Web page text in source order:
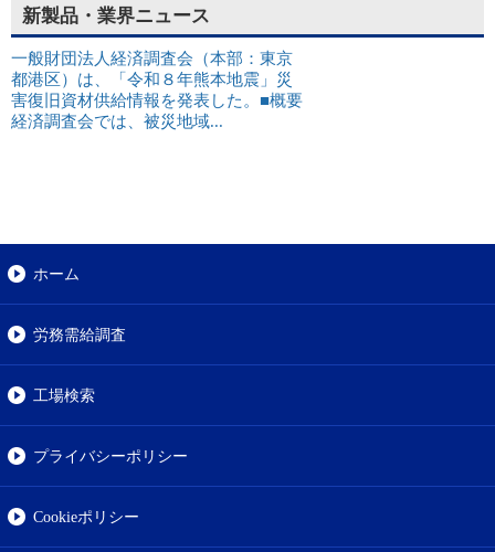
新製品・業界ニュース
一般財団法人経済調査会（本部：東京
都港区）は、「令和８年熊本地震」災
害復旧資材供給情報を発表した。■概要
経済調査会では、被災地域...
ホーム
労務需給調査
工場検索
プライバシーポリシー
Cookieポリシー